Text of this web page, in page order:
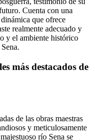
Cuenta con una
que ofrece
realmente adecuado y
y el ambiente histórico
más destacados de
de las obras maestras
y meticulosamente
río Sena se